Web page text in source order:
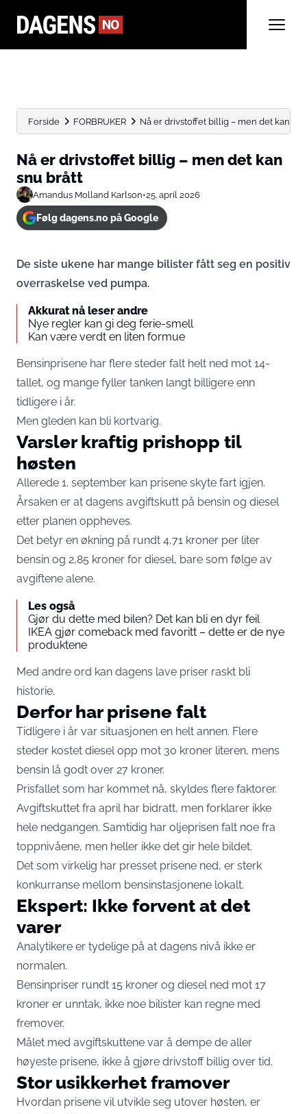
Forside FORBRUKER Nå er drivstoffet billig – men det kan
Nå er drivstoffet billig – men det kan
snu brått
Amandus Molland Karlson•25. april 2026
Følg dagens.no på Google
De siste ukene har mange bilister fått seg en positiv
overraskelse ved pumpa.
Akkurat nå leser andre
Nye regler kan gi deg ferie-smell
Kan være verdt en liten formue
Bensinprisene har flere steder falt helt ned mot 14-
tallet, og mange fyller tanken langt billigere enn
tidligere i år.
Men gleden kan bli kortvarig.
Varsler kraftig prishopp til
høsten
Allerede 1. september kan prisene skyte fart igjen.
Årsaken er at dagens avgiftskutt på bensin og diesel
etter planen oppheves.
Det betyr en økning på rundt 4,71 kroner per liter
bensin og 2,85 kroner for diesel, bare som følge av
avgiftene alene.
Les også
Gjør du dette med bilen? Det kan bli en dyr feil
IKEA gjør comeback med favoritt – dette er de nye
produktene
Med andre ord kan dagens lave priser raskt bli
historie.
Derfor har prisene falt
Tidligere i år var situasjonen en helt annen. Flere
steder kostet diesel opp mot 30 kroner literen, mens
bensin lå godt over 27 kroner.
Prisfallet som har kommet nå, skyldes flere faktorer.
Avgiftskuttet fra april har bidratt, men forklarer ikke
hele nedgangen. Samtidig har oljeprisen falt noe fra
toppnivåene, men heller ikke det gir hele bildet.
Det som virkelig har presset prisene ned, er sterk
konkurranse mellom bensinstasjonene lokalt.
Ekspert: Ikke forvent at det
varer
Analytikere er tydelige på at dagens nivå ikke er
normalen.
Bensinpriser rundt 15 kroner og diesel ned mot 17
kroner er unntak, ikke noe bilister kan regne med
fremover.
Målet med avgiftskuttene var å dempe de aller
høyeste prisene, ikke å gjøre drivstoff billig over tid.
Stor usikkerhet framover
Hvordan prisene vil utvikle seg utover høsten, er